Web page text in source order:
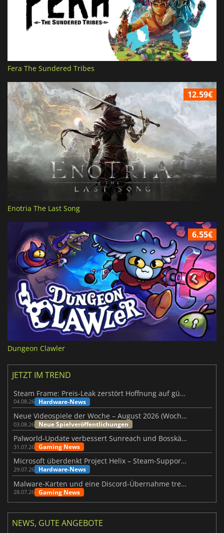
Fera The Sundered Tribes
12.59€
Enotria The Last Song
6.55€
Dungeon Clawler
JETZT IM TREND
Steam Frame: Preis-Leak zerstört Hoffnung auf günstiges VR-Headset
04.08.26 Hardware-News
Neue Videospiele der Woche – August 2026 (Woche 32)
03.08.26 Neue Spielveröffentlichungen
Palworld-Update verbessert Sunreach und Bosskämpfe deutlich
31.07.26 Gaming News
Microsoft überdenkt Project Helix – Steam-Support gefährdet
29.07.26 Hardware-News
Malware-Karten und eine Discord-Übernahme treffen Meccha Chameleon
28.07.26 Gaming News
NEWS, GUTE ANGEBOTE